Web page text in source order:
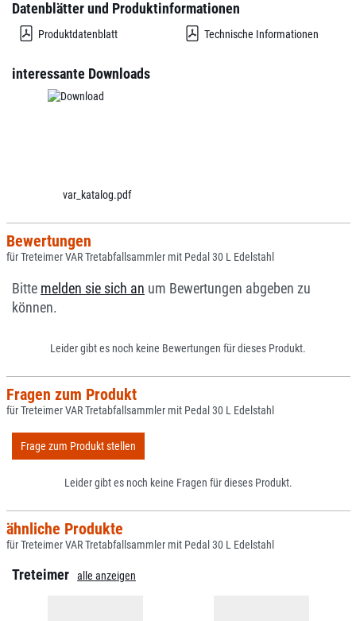
Datenblätter und Produktinformationen
Produktdatenblatt Technische Informationen
interessante Downloads
var_katalog.pdf
Bewertungen
für Treteimer VAR Tretabfallsammler mit Pedal 30 L Edelstahl
Bitte melden sie sich an um Bewertungen abgeben zu
können.
Leider gibt es noch keine Bewertungen für dieses Produkt.
Fragen zum Produkt
für Treteimer VAR Tretabfallsammler mit Pedal 30 L Edelstahl
Frage zum Produkt stellen
Leider gibt es noch keine Fragen für dieses Produkt.
ähnliche Produkte
für Treteimer VAR Tretabfallsammler mit Pedal 30 L Edelstahl
Treteimer alle anzeigen